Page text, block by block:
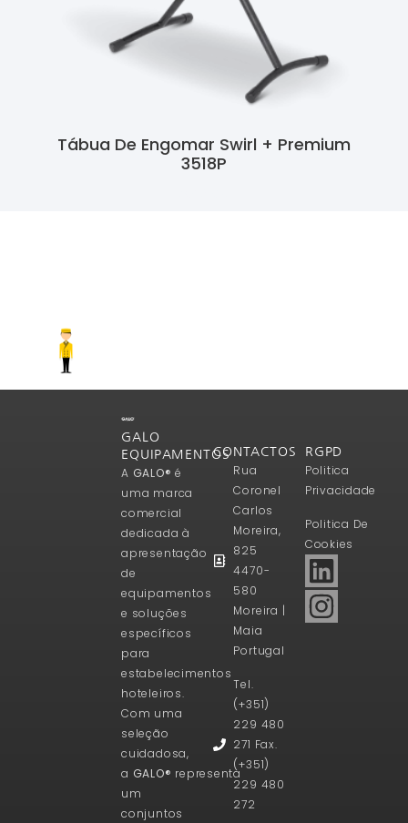
Tábua De Engomar Swirl + Premium
3518P
GALO
EQUIPAMENTOS
A GALO® é
uma marca
comercial
dedicada à
apresentação
de
equipamentos
e soluções
específicos
para
estabelecimentos
hoteleiros.
Com uma
seleção
cuidadosa,
a GALO® representa
um
conjuntos
CONTACTOS
Rua
Coronel
Carlos
Moreira,
825
4470-
580
Moreira |
Maia
Portugal
Tel.
(+351)
229 480
271 Fax.
(+351)
229 480
272
RGPD
Politica
Privacidade
Politica De
Cookies